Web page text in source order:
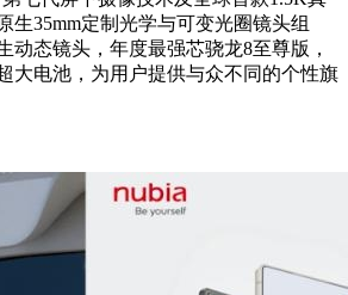
生35mm定制光学与可变光圈镜头组
动态镜头，年度最强芯骁龙8至尊版，
大电池，为用户提供与众不同的个性旗